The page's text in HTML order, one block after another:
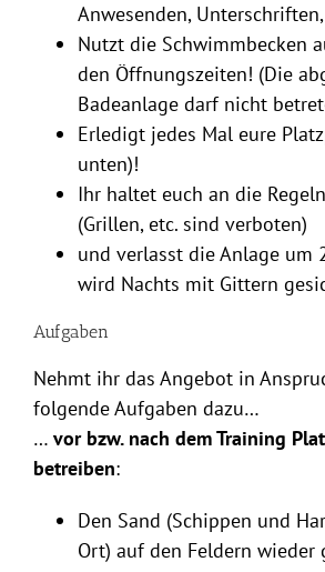
Anwesenden,
Nutzt die Schwimmbecken
den Öffnungszeiten! (Die
Badeanlage darf nicht
Erledigt jedes Mal eure
unten)!
Ihr haltet euch an die
(Grillen, etc. sind verboten)
und verlasst die Anlage um
wird Nachts mit Gittern
Aufgaben
Nehmt ihr das Angebot in
folgende Aufgaben dazu…
… vor bzw. nach dem Training
betreiben:
Den Sand (Schippen und
Ort) auf den Feldern wieder